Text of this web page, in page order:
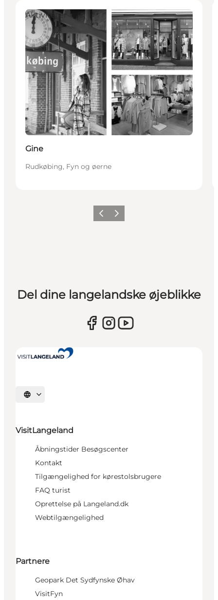
Aktiviteter
Gine
Rudkøbing, Fyn og øerne
ForrigeNæste
Del dine langelandske øjeblikke
Vælg sprog
VisitLangeland
Åbningstider Besøgscenter
Kontakt
Tilgængelighed for kørestolsbrugere
FAQ turist
Oprettelse på Langeland.dk
Webtilgængelighed
Partnere
Geopark Det Sydfynske Øhav
VisitFyn